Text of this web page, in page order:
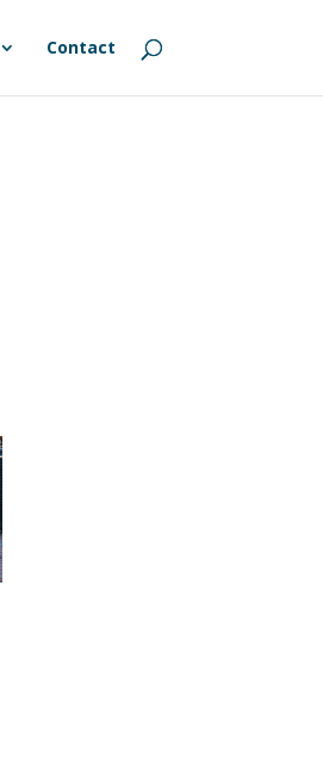
Contact